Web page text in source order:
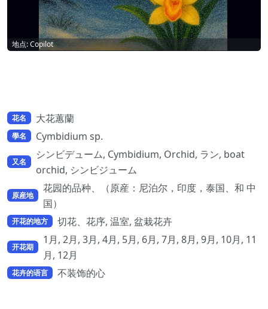
地点: Copilot
花名 大花蕙蘭
學名 Cymbidium sp.
又名
シンビデューム, Cymbidium, Orchid, ラン, boat
orchid, シンビジューム
原産地
花园的品种、（原産：尼泊尔，印度，泰国、和 中
国）
开花的地方 切花、花序, 温室, 盆栽花卉
开花期
1月, 2月, 3月, 4月, 5月, 6月, 7月, 8月, 9月, 10月, 11
月, 12月
花卉的语言 不装饰的心